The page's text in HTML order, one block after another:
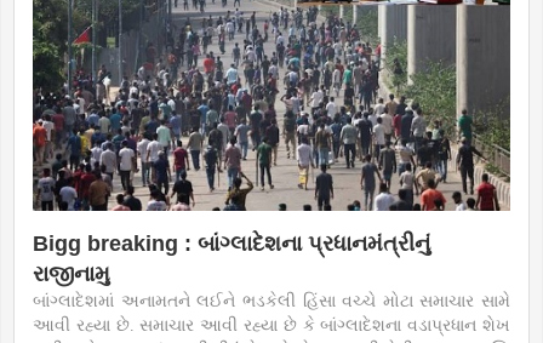
Bigg breaking : બાંગ્લાદેશના પ્રધાનમંત્રીનું
રાજીનામુ
બાંગ્લાદેશમાં અનામતને લઈને ભડકેલી હિંસા વચ્ચે મોટા સમાચાર સામે
આવી રહ્યા છે. સમાચાર આવી રહ્યા છે કે બાંગ્લાદેશના વડાપ્રધાન શેખ